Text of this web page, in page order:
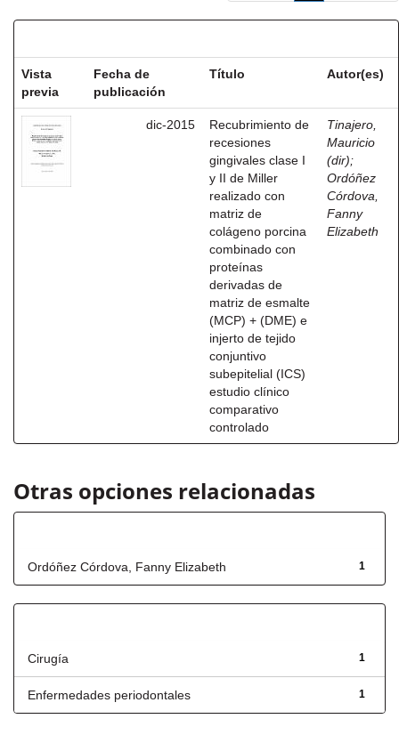
Vista
previa
Fecha de
publicación
Título Autor(es)
dic-2015
Recubrimiento de
recesiones
gingivales clase I
y II de Miller
realizado con
matriz de
colágeno porcina
combinado con
proteínas
derivadas de
matriz de esmalte
(MCP) + (DME) e
injerto de tejido
conjuntivo
subepitelial (ICS)
estudio clínico
comparativo
controlado
Tinajero,
Mauricio
(dir);
Ordóñez
Córdova,
Fanny
Elizabeth
Otras opciones relacionadas
1
Ordóñez Córdova, Fanny Elizabeth
1
Cirugía
1
Enfermedades periodontales